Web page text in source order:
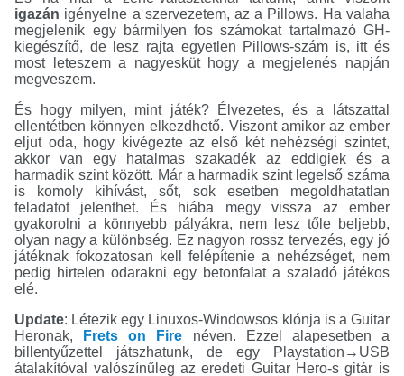
igazán igényelne a szervezetem, az a Pillows. Ha valaha
megjelenik egy bármilyen fos számokat tartalmazó GH-
kiegészítő, de lesz rajta egyetlen Pillows-szám is, itt és
most leteszem a nagyesküt hogy a megjelenés napján
megveszem.
És hogy milyen, mint játék? Élvezetes, és a látszattal
ellentétben könnyen elkezdhető. Viszont amikor az ember
eljut oda, hogy kivégezte az első két nehézségi szintet,
akkor van egy hatalmas szakadék az eddigiek és a
harmadik szint között. Már a harmadik szint legelső száma
is komoly kihívást, sőt, sok esetben megoldhatatlan
feladatot jelenthet. És hiába megy vissza az ember
gyakorolni a könnyebb pályákra, nem lesz tőle beljebb,
olyan nagy a különbség. Ez nagyon rossz tervezés, egy jó
játéknak fokozatosan kell felépítenie a nehézséget, nem
pedig hirtelen odarakni egy betonfalat a szaladó játékos
elé.
Update: Létezik egy Linuxos-Windowsos klónja is a Guitar
Heronak,
Frets on Fire néven. Ezzel alapesetben a
billentyűzettel játszhatunk, de egy Playstation→​USB
átalakítóval valószínűleg az eredeti Guitar Hero-s gitár is